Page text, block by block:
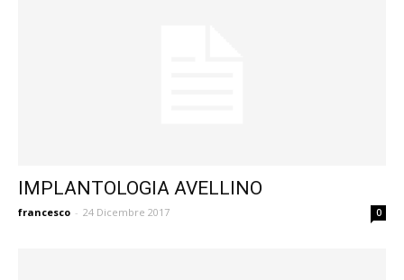
IMPLANTOLOGIA AVELLINO
francesco - 24 Dicembre 2017 0